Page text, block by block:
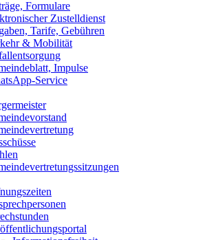
Formulare
Zustelldienst
Tarife, Gebühren
& Mobilität
Impulse
Service